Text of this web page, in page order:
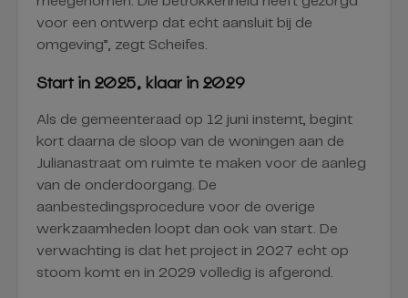
voor een ontwerp dat echt aansluit bij de
omgeving”, zegt Scheifes.
Start in 2025, klaar in 2029
Als de gemeenteraad op 12 juni instemt, begint
kort daarna de sloop van de woningen aan de
Julianastraat om ruimte te maken voor de aanleg
van de onderdoorgang. De
aanbestedingsprocedure voor de overige
werkzaamheden loopt dan ook van start. De
verwachting is dat het project in 2027 echt op
stoom komt en in 2029 volledig is afgerond.